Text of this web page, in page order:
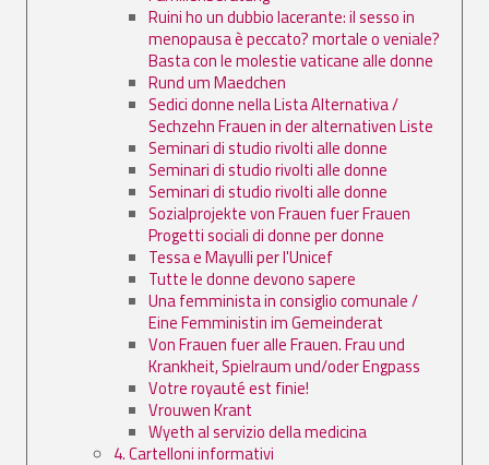
Ruini ho un dubbio lacerante: il sesso in
menopausa è peccato? mortale o veniale?
Basta con le molestie vaticane alle donne
Rund um Maedchen
Sedici donne nella Lista Alternativa /
Sechzehn Frauen in der alternativen Liste
Seminari di studio rivolti alle donne
Seminari di studio rivolti alle donne
Seminari di studio rivolti alle donne
Sozialprojekte von Frauen fuer Frauen
Progetti sociali di donne per donne
Tessa e Mayulli per l'Unicef
Tutte le donne devono sapere
Una femminista in consiglio comunale /
Eine Femministin im Gemeinderat
Von Frauen fuer alle Frauen. Frau und
Krankheit, Spielraum und/oder Engpass
Votre royauté est finie!
Vrouwen Krant
Wyeth al servizio della medicina
4. Cartelloni informativi